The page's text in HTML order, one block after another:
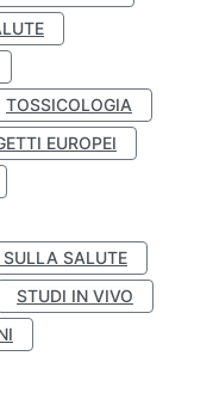
TOSSICOLOGIA
EUROPEI
SALUTE
STUDI IN VIVO